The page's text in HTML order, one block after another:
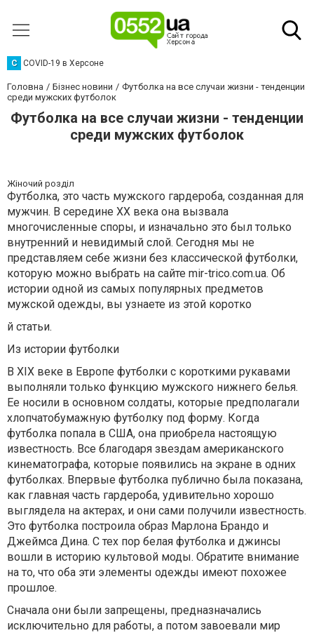
C COVID-19 в Херсоне
Головна Бізнес новини
Футболка на все случаи жизни - тенденции
среди мужских футболок
Футболка на все случаи жизни - тенденции
среди мужских футболок
Жіночий розділ
Футболка, это часть мужского гардероба, созданная для
мужчин. В середине XX века она вызвала
многочисленные споры, и изначально это был только
внутренний и невидимый слой. Сегодня мы не
представляем себе жизни без классической футболки,
которую можно выбрать на сайте mir-trico.com.ua. Об
истории одной из самых популярных предметов
мужской одежды, вы узнаете из этой коротко
й статьи.
Из истории футболки
В XIX веке в Европе футболки с короткими рукавами
выполняли только функцию мужского нижнего белья.
Ее носили в основном солдаты, которые предполагали
хлопчатобумажную футболку под форму. Когда
футболка попала в США, она приобрела настоящую
известность. Все благодаря звездам американского
кинематографа, которые появились на экране в одних
футболках. Впервые футболка публично была показана,
как главная часть гардероба, удивительно хорошо
выглядела на актерах, и они сами получили известность.
Это футболка построила образ Марлона Брандо и
Джеймса Дина. С тех пор белая футболка и джинсы
вошли в историю культовой моды. Обратите внимание
на то, что оба эти элементы одежды имеют похожее
прошлое.
Сначала они были запрещены, предназначались
исключительно для работы, а потом завоевали мир